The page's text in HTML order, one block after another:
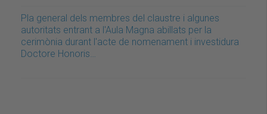
Pla general dels membres del claustre i algunes
autoritats entrant a l'Aula Magna abillats per la
cerimònia durant l'acte de nomenament i investidura
Doctore Honoris…